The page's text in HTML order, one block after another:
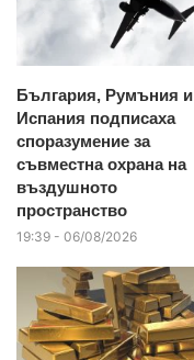
България, Румъния и
Испания подписаха
споразумение за
съвместна охрана на
въздушното
пространство
19:39 - 06/08/2026